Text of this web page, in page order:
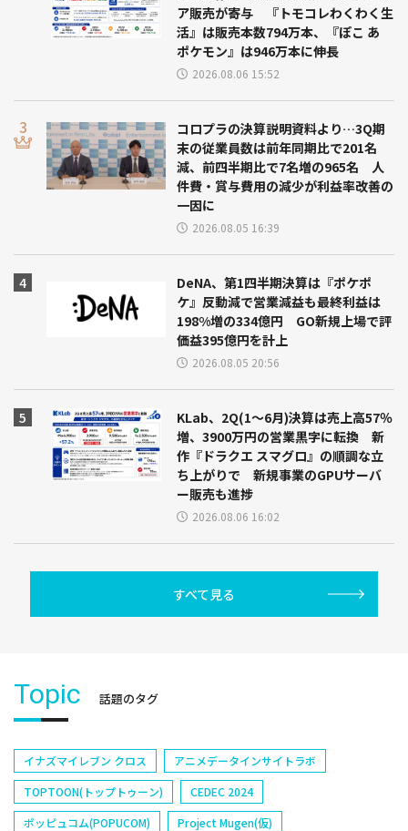
ア販売が寄与 『トモコレわくわく生
活』は販売本数794万本、『ぽこ あ
ポケモン』は946万本に伸長
2026.08.06 15:52
コロプラの決算説明資料より…3Q期
末の従業員数は前年同期比で201名
減、前四半期比で7名増の965名 人
件費・賞与費用の減少が利益率改善の
一因に
2026.08.05 16:39
DeNA、第1四半期決算は『ポケポ
ケ』反動減で営業減益も最終利益は
198%増の334億円 GO新規上場で評
価益395億円を計上
2026.08.05 20:56
KLab、2Q(1～6月)決算は売上高57％
増、3900万円の営業黒字に転換 新
作『ドラクエ スマグロ』の順調な立
ち上がりで 新規事業のGPUサーバ
ー販売も進捗
2026.08.06 16:02
すべて見る
Topic 話題のタグ
イナズマイレブン クロス
アニメデータインサイトラボ
TOPTOON(トップトゥーン)
CEDEC 2024
ポッピュコム(POPUCOM)
Project Mugen(仮)